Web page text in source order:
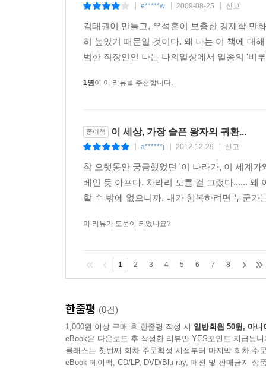
e*****w 2009-08-25 신고
김태권이 만들고, 우석훈이 보충한 경제학 만
히 높았기 때문일 것이다. 왜 나는 이 책에 대
범한 직장인인 나는 나의일상에서 일종의 '비
1명이 이 리뷰를 추천합니다.
종이책 이 세상, 가장 슬픈 왕자의 귀환...
a******j 2012-12-29 신고
참 오랫동안 궁금했었던 '이 나라가, 이 세계
베인 듯 아프다. 차라리 모를 걸 그랬다...... 왜
할 수 밖에 없으니까. 내가 행복하려면 누군
이 리뷰가 도움이 되었나요?
1 2 3 4 5 6 7 8
한줄평 (0건)
1,000원 이상 구매 후 한줄평 작성 시 일반회원 50원, 마니
eBook은 다운로드 후 작성한 리뷰만 YES포인트 지급됩니
클래스는 첫번째 회차 주문확정 시점부터 마지막 회차 주
eBook 페이백, CD/LP, DVD/Blu-ray, 패션 및 판매금지 상